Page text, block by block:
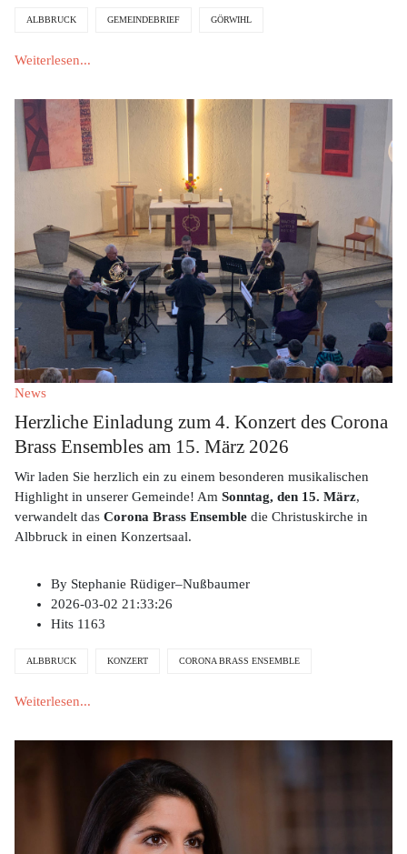
ALBBRUCK GEMEINDEBRIEF GÖRWIHL
Weiterlesen...
News
Herzliche Einladung zum 4. Konzert des Corona
Brass Ensembles am 15. März 2026
Wir laden Sie herzlich ein zu einem besonderen musikalischen
Highlight in unserer Gemeinde! Am Sonntag, den 15. März,
verwandelt das Corona Brass Ensemble die Christuskirche in
Albbruck in einen Konzertsaal.
By Stephanie Rüdiger–Nußbaumer
2026-03-02 21:33:26
Hits 1163
ALBBRUCK KONZERT CORONA BRASS ENSEMBLE
Weiterlesen...